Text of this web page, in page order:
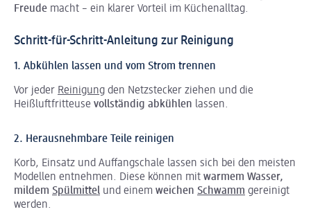
Freude macht – ein klarer Vorteil im Küchenalltag.
Schritt-für-Schritt-Anleitung zur Reinigung
1. Abkühlen lassen und vom Strom trennen
Vor jeder Reinigung den Netzstecker ziehen und die
Heißluftfritteuse vollständig abkühlen lassen.
2. Herausnehmbare Teile reinigen
Korb, Einsatz und Auffangschale lassen sich bei den meisten
Modellen entnehmen. Diese können mit warmem Wasser,
mildem Spülmittel und einem weichen Schwamm gereinigt
werden.